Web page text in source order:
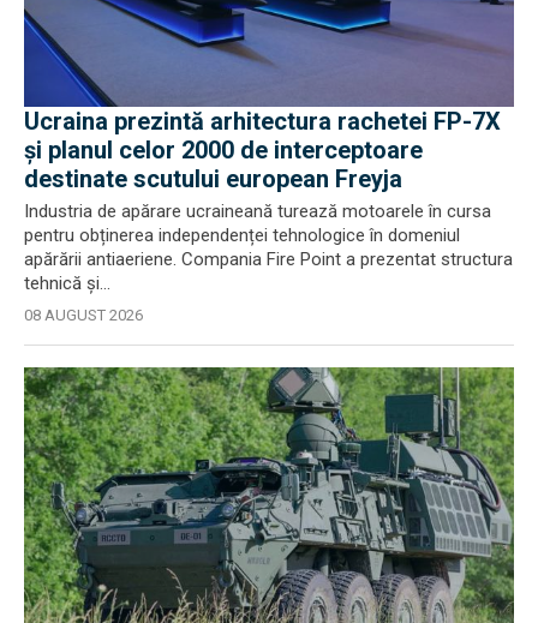
Ucraina prezintă arhitectura rachetei FP-7X
și planul celor 2000 de interceptoare
destinate scutului european Freyja
Industria de apărare ucraineană turează motoarele în cursa
pentru obținerea independenței tehnologice în domeniul
apărării antiaeriene. Compania Fire Point a prezentat structura
tehnică și...
08 AUGUST 2026